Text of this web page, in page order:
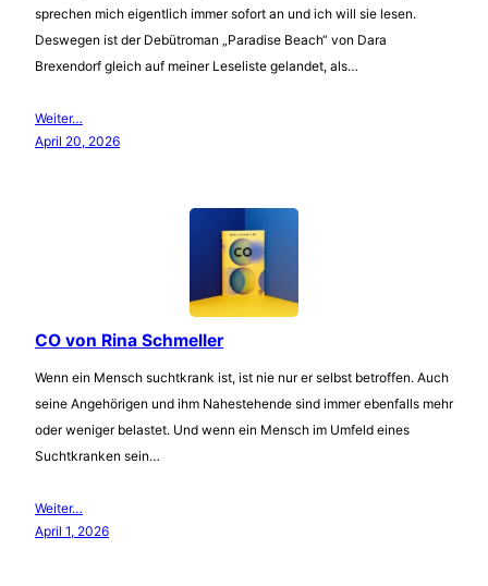
sprechen mich eigentlich immer sofort an und ich will sie lesen.
Deswegen ist der Debütroman „Paradise Beach“ von Dara
Brexendorf gleich auf meiner Leseliste gelandet, als…
Weiter…
April 20, 2026
CO von Rina Schmeller
Wenn ein Mensch suchtkrank ist, ist nie nur er selbst betroffen. Auch
seine Angehörigen und ihm Nahestehende sind immer ebenfalls mehr
oder weniger belastet. Und wenn ein Mensch im Umfeld eines
Suchtkranken sein…
Weiter…
April 1, 2026